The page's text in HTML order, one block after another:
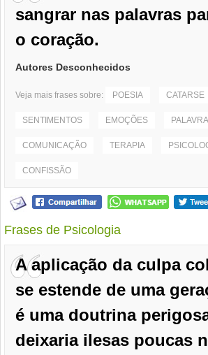
sangrar nas palavras
o coração.
Autores Desconhecidos
Veja mais frases sobre: POESIA CATARSE
SENTIMENTOS EMOÇÕES
COMUNICAÇÃO TERAPIA
CONFISSÃO
Frases de Psicologia
A aplicação da culpa
se estende de uma
é uma doutrina
deixaria ilesas poucas